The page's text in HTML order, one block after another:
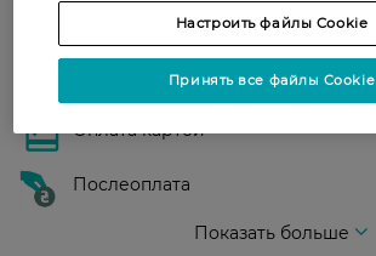
Показать больше
Оплата картой
Послеоплата
Показать больше
Настроить файлы Cookie
Принять все файлы Cookie